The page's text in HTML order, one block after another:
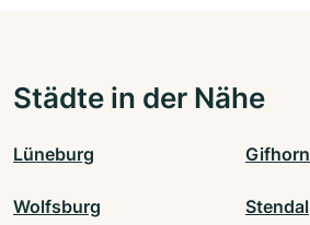
Städte in der Nähe
Lüneburg Gifhorn
Wolfsburg Stendal